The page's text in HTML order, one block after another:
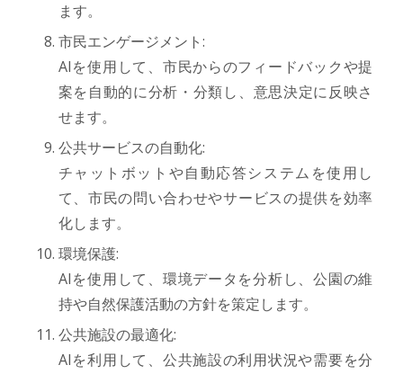
ます。
市民エンゲージメント:
AIを使用して、市民からのフィードバックや提
案を自動的に分析・分類し、意思決定に反映さ
せます。
公共サービスの自動化:
チャットボットや自動応答システムを使用し
て、市民の問い合わせやサービスの提供を効率
化します。
環境保護:
AIを使用して、環境データを分析し、公園の維
持や自然保護活動の方針を策定します。
公共施設の最適化:
AIを利用して、公共施設の利用状況や需要を分